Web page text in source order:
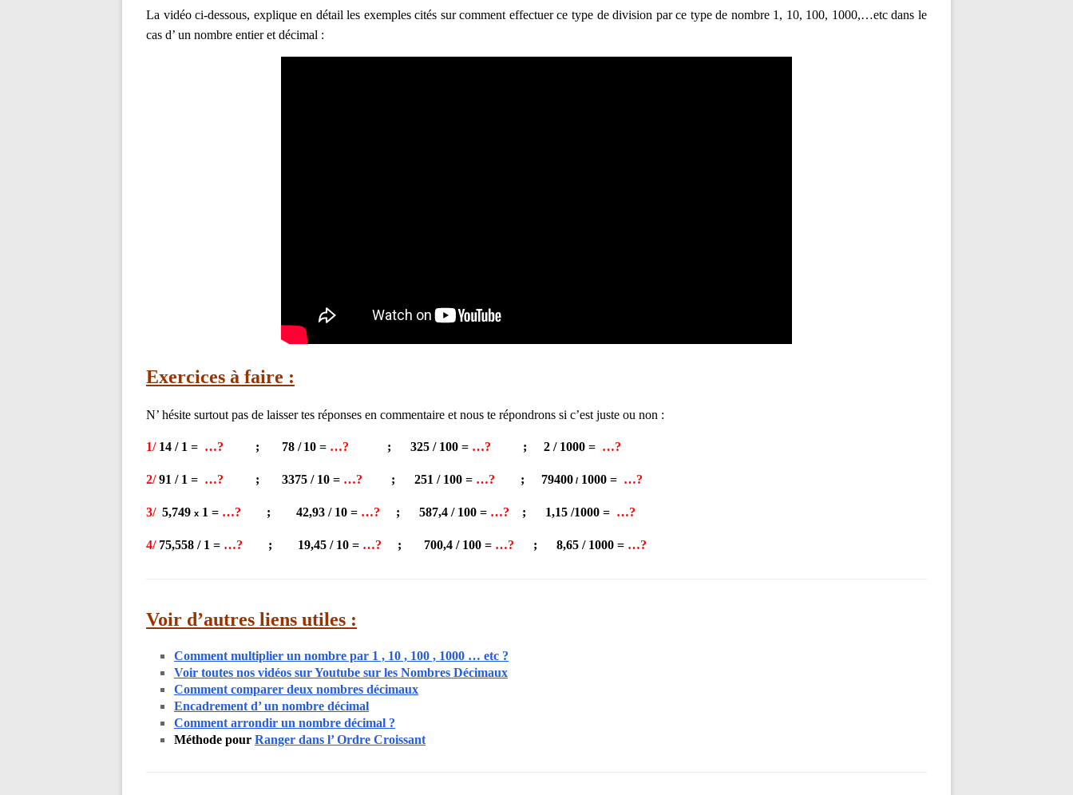
La vidéo ci-dessous, explique en détail les exemples cités sur comment effectuer ce type de division par ce type de nombre 1, 10, 100, 1000,…etc dans le
cas d’ un nombre entier et décimal :
Exercices à faire :
N’ hésite surtout pas de laisser tes réponses en commentaire et nous te répondrons si c’est juste ou non :
1/14 /1 = …? ; 78 / 10 = …? ; 325 /100 = …? ; 2 / 1000 = …?
2/91 / 1 = …? ; 3375 /10 = …? ; 251 / 100 = …? ; 79400 / 1000 = …?
3/5,749 x 1 = …? ; 42,93 / 10 = …? ; 587,4 / 100 = …? ; 1,15 /1000 = …?
4/75,558 / 1 = …? ; 19,45 / 10 = …? ; 700,4 / 100 = …? ; 8,65 / 1000 = …?
Voir d’autres liens utiles :
Comment multiplier un nombre par 1 , 10 , 100 , 1000 … etc ?
Voir toutes nos vidéos sur Youtube sur les Nombres Décimaux
Comment comparer deux nombres décimaux
Encadrement d’ un nombre décimal
Comment arrondir un nombre décimal ?
Méthode pour Ranger dans l’ Ordre Croissant